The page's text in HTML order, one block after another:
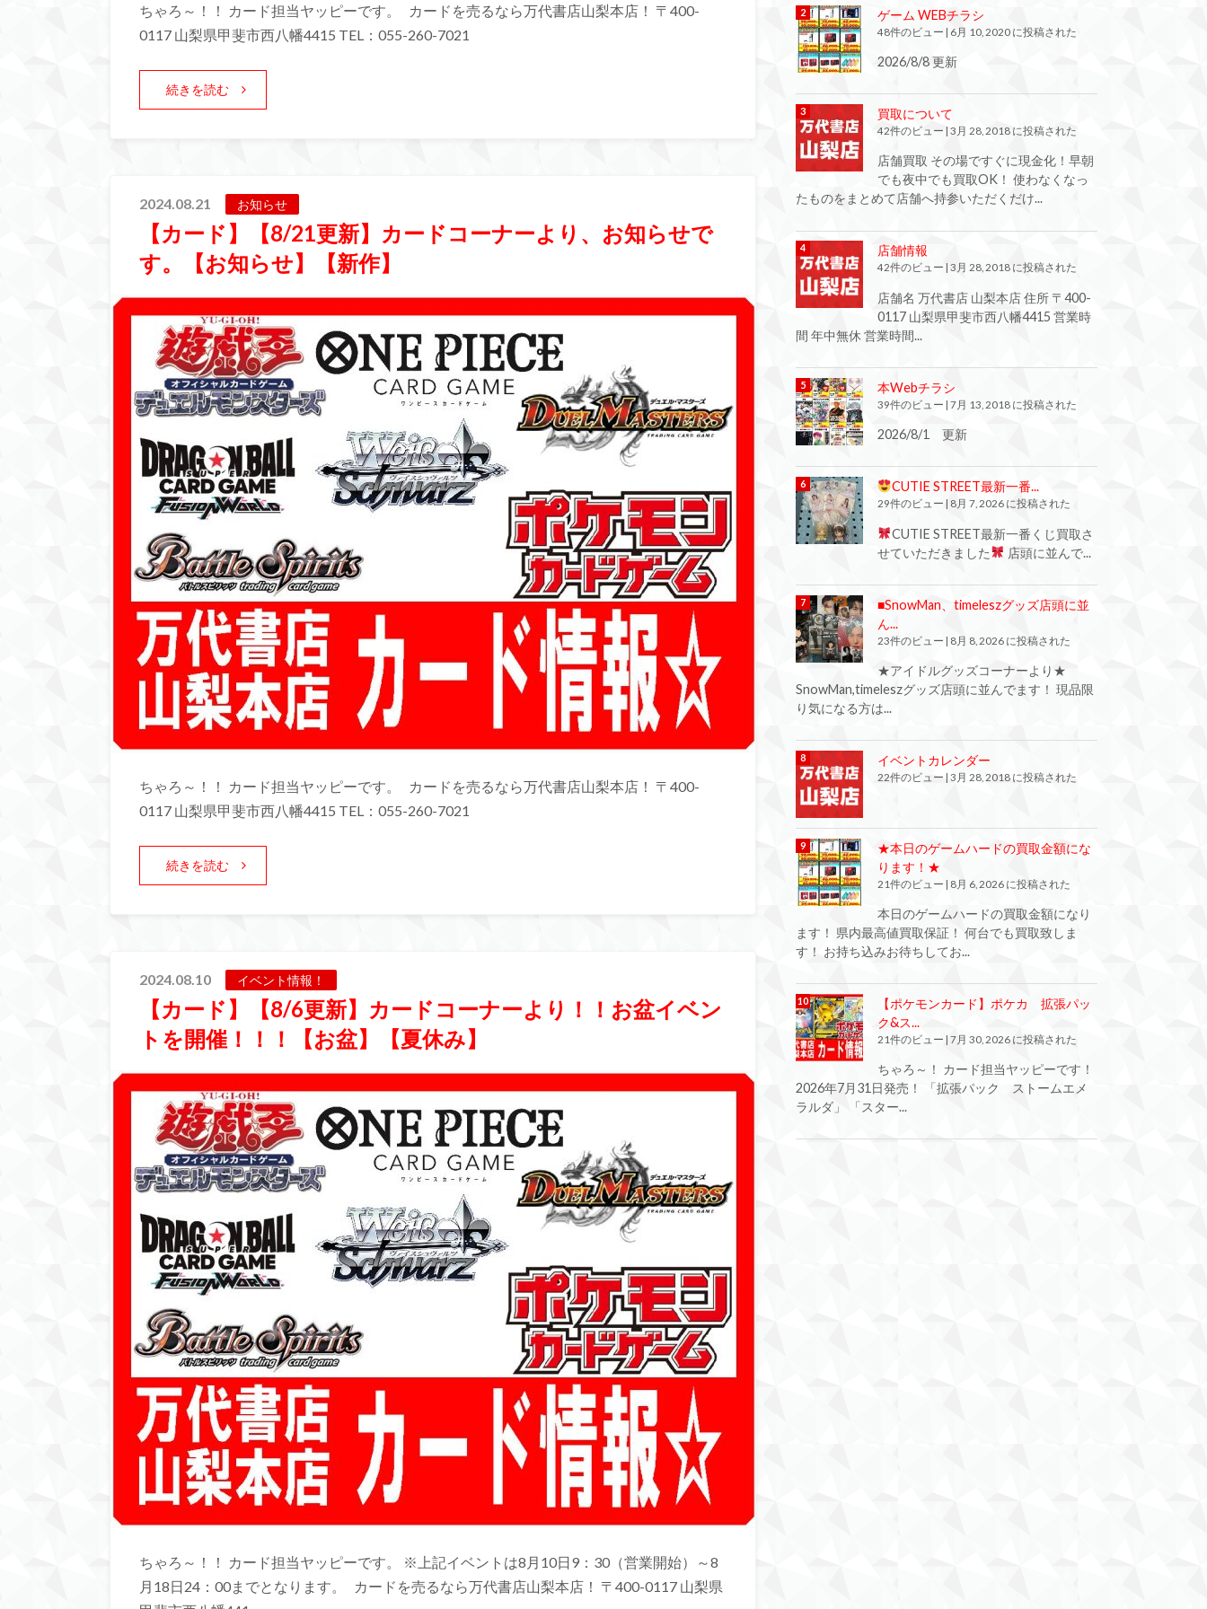
ちゃろ～！！ カード担当ヤッピーです。 カードを売るなら万代書店山梨本店！ 〒400-
0117 山梨県甲斐市西八幡4415 TEL：055-260-7021
続きを読む
2024.08.21 お知らせ
【カード】【8/21更新】カードコーナーより、お知らせで
す。【お知らせ】【新作】
ちゃろ～！！ カード担当ヤッピーです。 カードを売るなら万代書店山梨本店！ 〒400-
0117 山梨県甲斐市西八幡4415 TEL：055-260-7021
続きを読む
2024.08.10 イベント情報！
【カード】【8/6更新】カードコーナーより！！お盆イベン
トを開催！！！【お盆】【夏休み】
ちゃろ～！！ カード担当ヤッピーです。 ※上記イベントは8月10日9：30（営業開始）～8
月18日24：00までとなります。 カードを売るなら万代書店山梨本店！ 〒400-0117 山梨県
ゲーム WEBチラシ
48件のビュー | 6月 10, 2020 に投稿された
2026/8/8 更新
買取について
42件のビュー 3月 28, 2018 に投稿された
店舗買取 その場ですぐに現金化！早朝
でも夜中でも買取OK！ 使わなくなっ
たものをまとめて店舗へ持参いただくだけ...
店舗情報
42件のビュー 3月 28, 2018 に投稿された
店舗名 万代書店 山梨本店 住所 〒400-
0117 山梨県甲斐市西八幡4415 営業時
間 年中無休 営業時間...
本Webチラシ
39件のビュー | 7月 13, 2018 に投稿された
2026/8/1 更新
CUTIE STREET最新一番...
29件のビュー 8月 7, 2026 に投稿された
CUTIE STREET最新一番くじ買取さ
せていただきました
店頭に並んで...
■SnowMan、timeleszグッズ店頭に並
ん...
23件のビュー | 8月 8, 2026 に投稿された
★アイドルグッズコーナーより★
SnowMan,timeleszグッズ店頭に並んでます！ 現品限
り気になる方は...
イベントカレンダー
22件のビュー | 3月 28, 2018 に投稿された
★本日のゲームハードの買取金額にな
ります！★
21件のビュー | 8月 6, 2026 に投稿された
本日のゲームハードの買取金額になり
ます！ 県内最高値買取保証！ 何台でも買取致しま
す！ お持ち込みお待ちしてお...
【ポケモンカード】ポケカ 拡張パッ
ク&ス...
21件のビュー | 7月 30, 2026 に投稿された
ちゃろ～！ カード担当ヤッピーです！
2026年7月31日発売！ 「拡張パック ストームエメ
ラルダ」 「スター...